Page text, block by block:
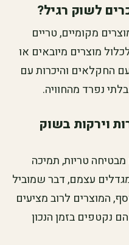
לשוק רגיל?
מקומיים, טריים
מוצרים מיובאים או
החקלאים והיכרות עם
נפרד מהחוויה.
וירקות בשוק
מבטיחה טריות, תמיכה
עצמם, דבר שמוביל
המוצרים לרוב מציעים
נקטפים בזמן הנכון